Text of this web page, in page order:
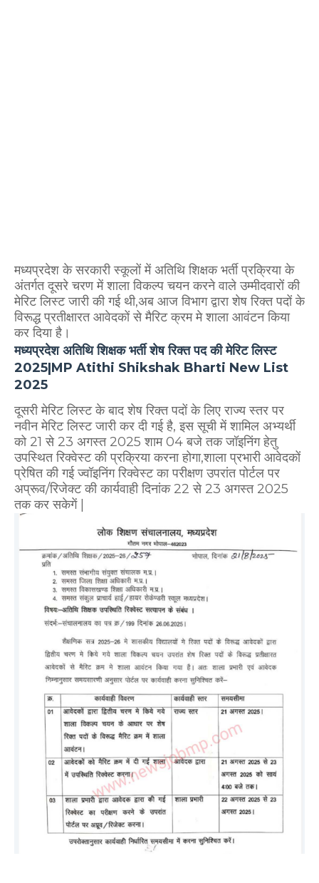
मध्यप्रदेश के सरकारी स्कूलों में अतिथि शिक्षक भर्ती प्रक्रिया के
अंतर्गत दूसरे चरण में शाला विकल्प चयन करने वाले उम्मीदवारों की
मेरिट लिस्ट जारी की गई थी,अब आज विभाग द्वारा शेष रिक्त पदों के
विरूद्ध प्रतीक्षारत आवेदकों से मैरिट क्रम मे शाला आवंटन किया
कर दिया है।
मध्यप्रदेश अतिथि शिक्षक भर्ती शेष रिक्त पद की मेरिट लिस्ट
2025|MP Atithi Shikshak Bharti New List
2025
दूसरी मेरिट लिस्ट के बाद शेष रिक्त पदों के लिए राज्य स्तर पर
नवीन मेरिट लिस्ट जारी कर दी गई है, इस सूची में शामिल अभ्यर्थी
को 21 से 23 अगस्त 2025 शाम 04 बजे तक जॉइनिंग हेतु
उपस्थित रिक्वेस्ट की प्रक्रिया करना होगा,शाला प्रभारी आवेदकों
प्रेषित की गई ज्वॉइनिंग रिक्वेस्ट का परीक्षण उपरांत पोर्टल पर
अप्रूव/रिजेक्ट की कार्यवाही दिनांक 22 से 23 अगस्त 2025
तक कर सकेगें |